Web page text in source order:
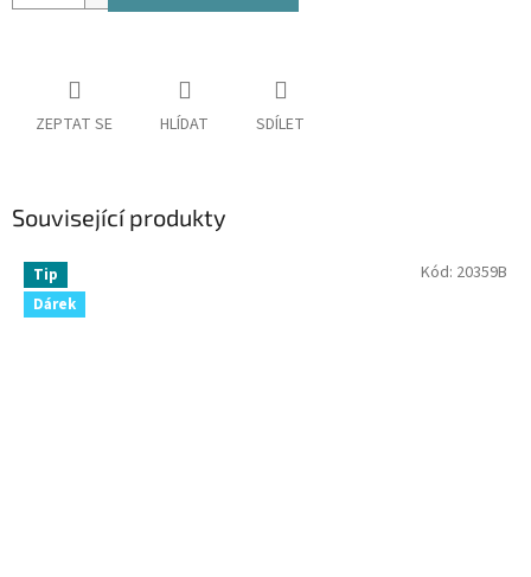
ZEPTAT SE HLÍDAT SDÍLET
Související produkty
Tip
Dárek
Kód: 20359B